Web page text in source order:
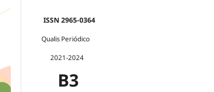
ISSN 2965-0364
Qualis Periódico
2021-2024
B3